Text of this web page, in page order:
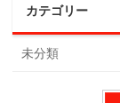
カテゴリー
未分類